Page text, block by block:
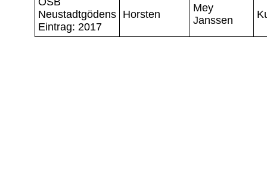
Neustadtgödens
Eintrag: 2017
Horsten
Mey
Janssen